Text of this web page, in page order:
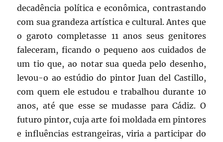
decadência política e econômica, contrastando
com sua grandeza artística e cultural. Antes que
o garoto completasse 11 anos seus genitores
faleceram, ficando o pequeno aos cuidados de
um tio que, ao notar sua queda pelo desenho,
levou-o ao estúdio do pintor Juan del Castillo,
com quem ele estudou e trabalhou durante 10
anos, até que esse se mudasse para Cádiz. O
futuro pintor, cuja arte foi moldada em pintores
e influências estrangeiras, viria a participar do